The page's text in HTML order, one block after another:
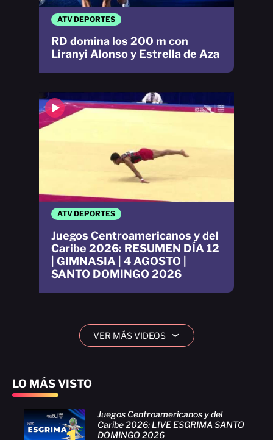
LO MÁS VISTO
Juegos Centroamericanos y del
Caribe 2026: LIVE ESGRIMA SANTO
DOMINGO 2026
ATV DEPORTES
Juegos Centroamericanos y del
Caribe 2026: RESUMEN DÍA 12
| GIMNASIA | 4 AGOSTO |
SANTO DOMINGO 2026
ATV DEPORTES
RD domina los 200 m con
Liranyi Alonso y Estrella de Aza
VER MÁS VIDEOS ›